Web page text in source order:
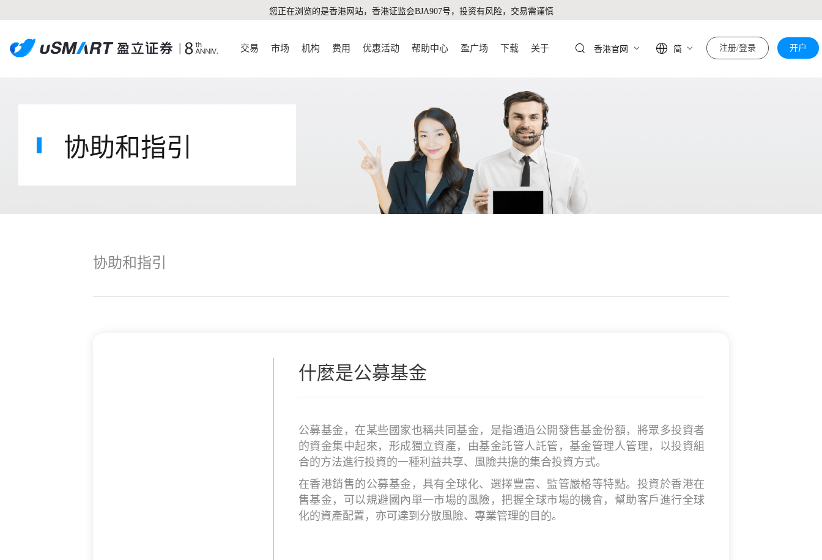
您正在浏览的是香港网站，香港证监会BJA907号，投资有风险，交易需谨慎
交易 市场 机构 费用 优惠活动 帮助中心 盈广场 下载 关于 香港官网 简 注册/登录 开户
协助和指引
协助和指引
什麼是公募基金
公募基金，在某些國家也稱共同基金，是指通過公開發售基金份額，將眾多投資者
的資金集中起來，形成獨立資產，由基金託管人託管，基金管理人管理，以投資組
合的方法進行投資的一種利益共享、風險共擔的集合投資方式。
在香港銷售的公募基金，具有全球化、選擇豐富、監管嚴格等特點。投資於香港在
售基金，可以規避國內單一市場的風險，把握全球市場的機會，幫助客戶進行全球
化的資產配置，亦可達到分散風險、專業管理的目的。